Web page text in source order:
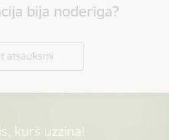
bija noderīga?
atsauksmi
kurš uzzina!